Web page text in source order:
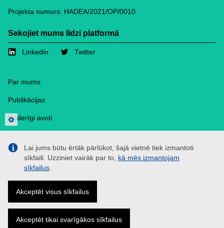
Projekta numurs: HADEA/2021/OP/0010
Sekojiet mums līdzi platformā
Linkedin Twitter
Footer
Par mums
Publikācijas
Noderīgi avoti
Kontakti
Sīkfailus
Privātuma politika
Atruna
Privacy settings
Lai jums būtu ērtāk pārlūkot, šajā vietnē tiek izmantoti
sīkfaili. Uzziniet vairāk par to, kā mēs izmantojam
sīkfailus
Akceptēt visus sīkfailus
Akceptēt tikai svarīgākos sīkfailus